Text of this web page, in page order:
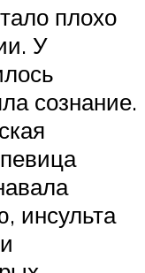
плохо
У
сознание.
инсульта